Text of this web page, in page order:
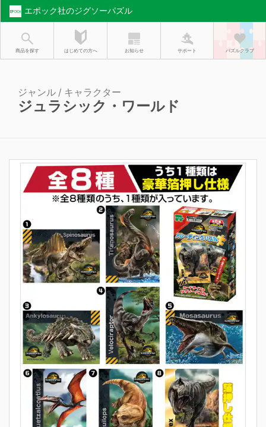
エポック社のジグソーパズル
商品を探す はじめての方へ お知らせ サポート パズルクラブ
ジャンル / キャラクター
ジュラシック・ワールド